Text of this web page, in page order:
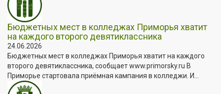
Бюджетных мест в колледжах Приморья хватит
на каждого второго девятиклассника
24.06.2026
Бюджетных мест в колледжах Приморья хватит на каждого
второго девятиклассника, сообщает www.primorsky.ru В
Приморье стартовала приёмная кампания в колледжи. И...